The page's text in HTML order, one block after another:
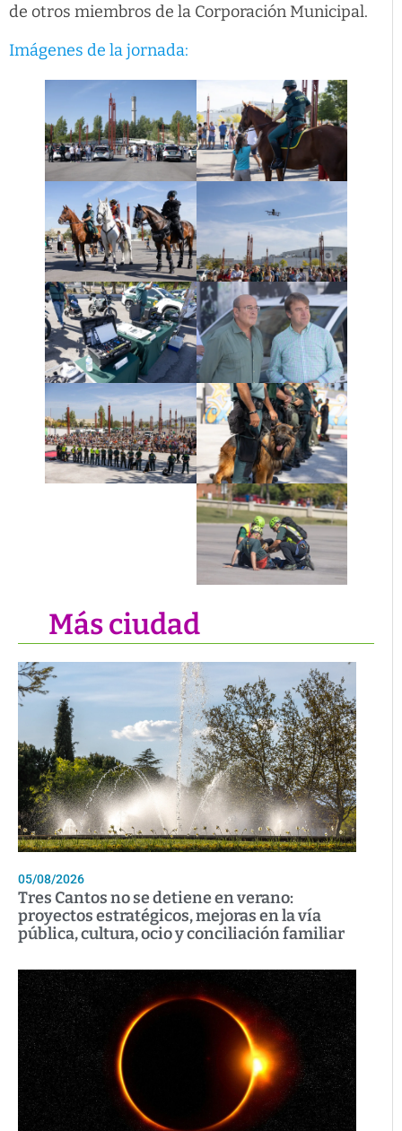
de otros miembros de la Corporación Municipal.
Imágenes de la jornada:
Más ciudad
05/08/2026
Tres Cantos no se detiene en verano:
proyectos estratégicos, mejoras en la vía
pública, cultura, ocio y conciliación familiar